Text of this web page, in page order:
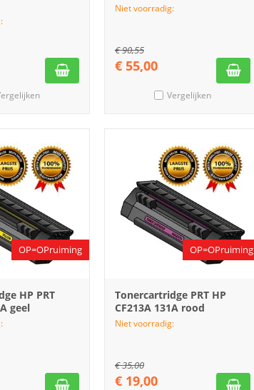
Niet voorradig:
€90,55
€ 55,00
Vergelijken
OP=OPruiming
HP PRT
geel
OP=OPruiming
Tonercartridge PRT HP
CF213A 131A rood
Niet voorradig:
€35,00
€ 19,00